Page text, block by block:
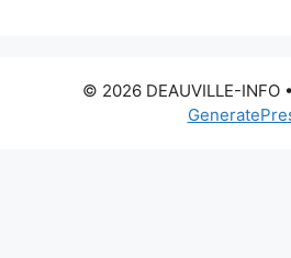
© 2026 DEAUVILLE-INFO